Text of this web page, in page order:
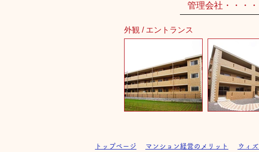
管理会社・・・・
外観 / エントランス
トップページ マンション経営のメリット ウィ